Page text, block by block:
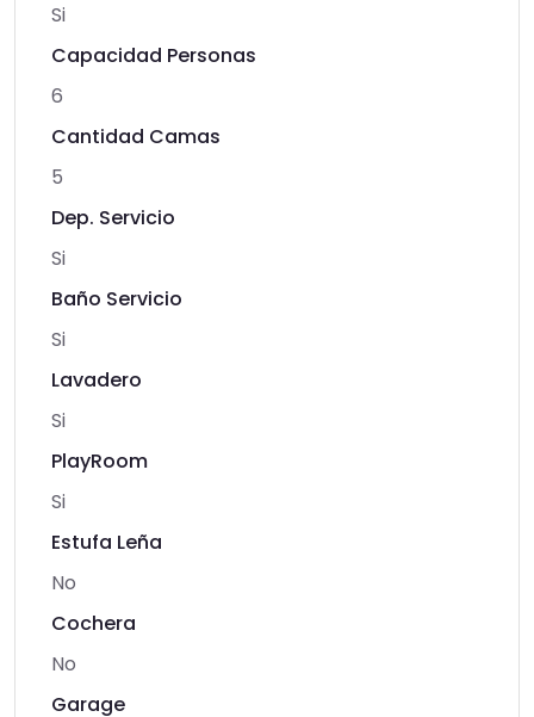
Si
Capacidad Personas
6
Cantidad Camas
5
Dep. Servicio
Si
Baño Servicio
Si
Lavadero
Si
PlayRoom
Si
Estufa Leña
No
Cochera
No
Garage